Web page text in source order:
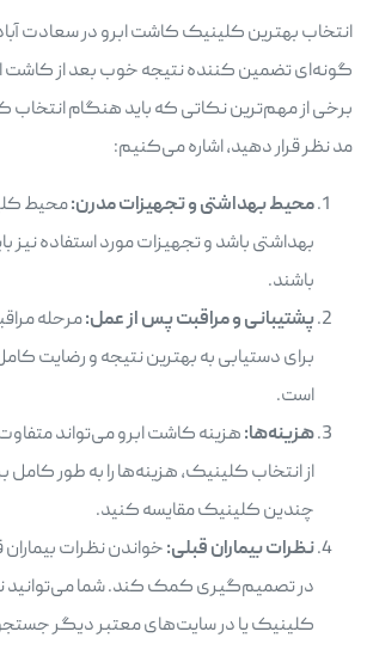
انتخاب بهترین کلینیک کاشت ابرو در سعادت
گونه‌ای تضمین کننده نتیجه خوب بعد از کاشت
برخی از مهم‌ترین نکاتی که باید هنگام
مد نظر قرار دهید، اشاره می‌کنیم:
محیط بهداشتی و تجهیزات مدرن:محیط
بهداشتی باشد و تجهیزات مورد استفاده نیز
باشند.
پشتیبانی و مراقبت پس از عمل:مرحله
برای دستیابی به بهترین نتیجه و رضایت
است.
هزینه‌ها:هزینه کاشت ابرو می‌تواند
از انتخاب کلینیک، هزینه‌ها را به طور کامل
چندین کلینیک مقایسه کنید.
نظرات بیماران قبلی:خواندن نظرات
در تصمیم‌گیری کمک کند. شما می‌توانید
کلینیک یا در سایت‌های معتبر دیگر